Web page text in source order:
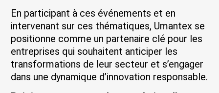
En participant à ces événements et en
intervenant sur ces thématiques, Umantex se
positionne comme un partenaire clé pour les
entreprises qui souhaitent anticiper les
transformations de leur secteur et s’engager
dans une dynamique d’innovation responsable.